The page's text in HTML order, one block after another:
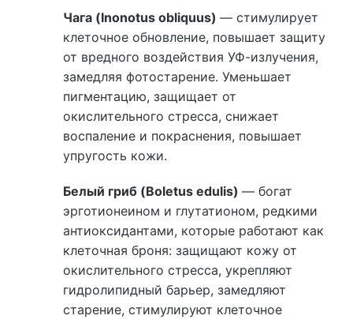
Чага (Inonotus obliquus) — стимулирует
клеточное обновление, повышает защиту
от вредного воздействия УФ-излучения,
замедляя фотостарение. Уменьшает
пигментацию, защищает от
окислительного стресса, снижает
воспаление и покраснения, повышает
упругость кожи.
Белый гриб (Boletus edulis) — богат
эрготионеином и глутатионом, редкими
антиоксидантами, которые работают как
клеточная броня: защищают кожу от
окислительного стресса, укрепляют
гидролипидный барьер, замедляют
старение, стимулируют клеточное